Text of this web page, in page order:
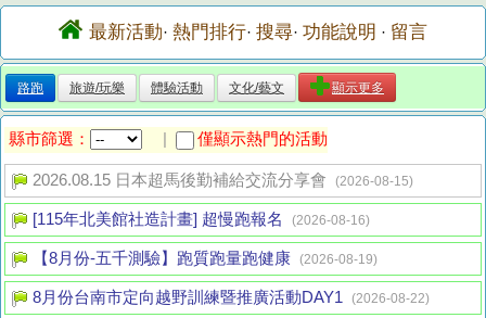
最新活動· 熱門排行· 搜尋· 功能說明 · 留言
路跑 旅遊/玩樂 體驗活動 文化/藝文 顯示更多
縣市篩選： 僅顯示熱門的活動
2026.08.15 日本超馬後勤補給交流分享會 (2026-08-15)
[115年北美館社造計畫] 超慢跑報名 (2026-08-16)
【8月份-五千測驗】跑質跑量跑健康 (2026-08-19)
8月份台南市定向越野訓練暨推廣活動DAY1 (2026-08-22)